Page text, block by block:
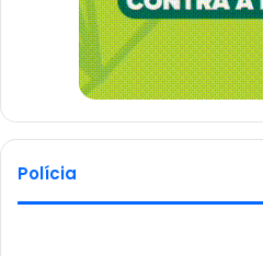
Polícia